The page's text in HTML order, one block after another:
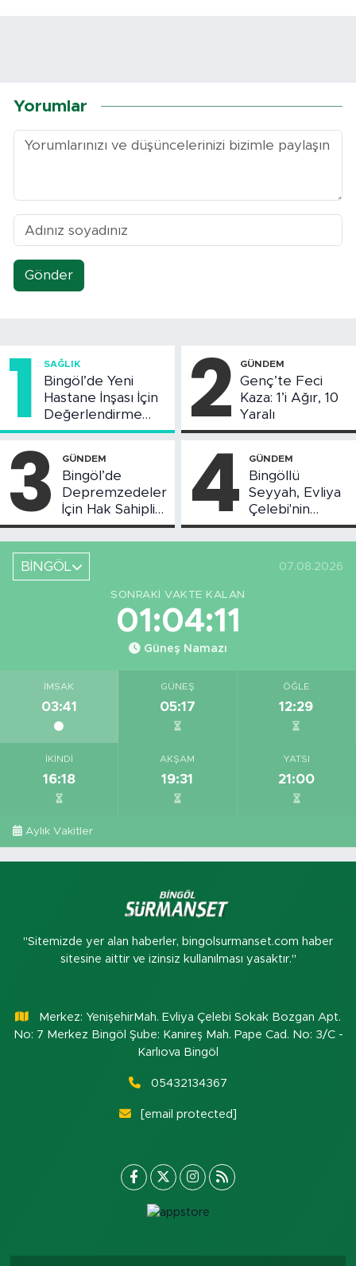
Yorumlar
Gönder
1 SAĞLIK
Bingöl’de Yeni
Hastane İnşası İçin
Değerlendirme
Toplantısı Yapıldı
2 GÜNDEM
Genç’te Feci
Kaza: 1’i Ağır, 10
Yaralı
3 GÜNDEM
Bingöl’de
Depremzedeler
İçin Hak Sahipliği
Askı Süreci
Başladı
4 GÜNDEM
Bingöllü
Seyyah, Evliya
Çelebi'nin
Bahsettiği
Bingöl'deki O
BİNGÖL 07.08.2026
SONRAKI VAKTE KALAN
01:04:11
Güneş Namazı
İMSAK
03:41
GÜNEŞ
05:17
ÖĞLE
12:29
İKINDI
16:18
AKŞAM
19:31
YATSI
21:00
Aylık Vakitler
"Sitemizde yer alan haberler, bingolsurmanset.com haber
sitesine aittir ve izinsiz kullanılması yasaktır."
Merkez: YenişehirMah. Evliya Çelebi Sokak Bozgan Apt.
No: 7 Merkez Bingöl Şube: Kanireş Mah. Pape Cad. No: 3/C -
Karlıova Bingöl
05432134367
[email protected]